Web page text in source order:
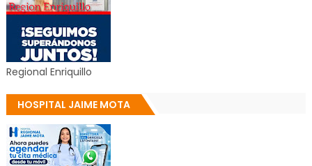
Regional Enriquillo
HOSPITAL JAIME MOTA